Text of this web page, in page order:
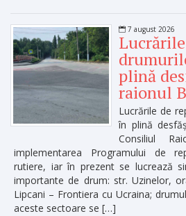
7 august 2026
plină
raionul
Lucrările de
în plină
Consiliul
implementarea Programului de
rutiere, iar în prezent se lucrează
importante de drum: str. Uzinelor,
Lipcani – Frontiera cu Ucraina;
aceste sectoare se […]